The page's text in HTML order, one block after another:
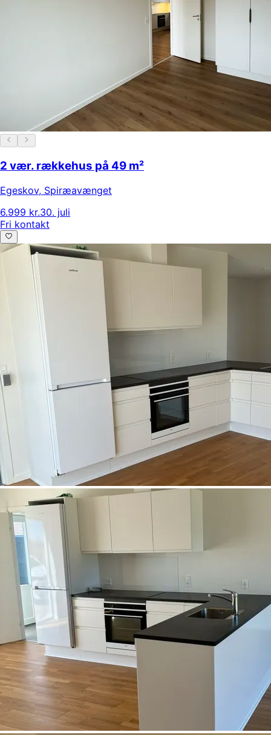
2 vær. rækkehus på 49 m²
Egeskov, Spiræavænget
6.999 kr.30. juli
Fri kontakt